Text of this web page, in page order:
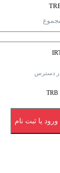
دسترس
TRB
ورود یا ثبت نام